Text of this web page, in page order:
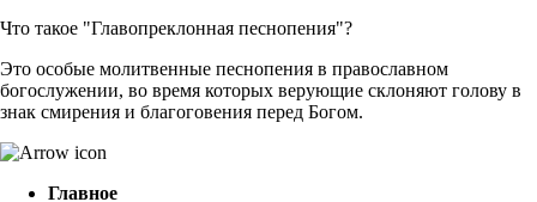
Что такое "Главопреклонная песнопения"?
Это особые молитвенные песнопения в православном
богослужении, во время которых верующие склоняют голову в
знак смирения и благоговения перед Богом.
Главное